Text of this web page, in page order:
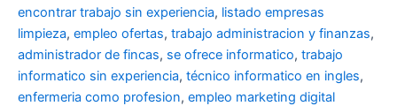
encontrar trabajo sin experiencia, listado empresas
limpieza, empleo ofertas, trabajo administracion y finanzas,
administrador de fincas, se ofrece informatico, trabajo
informatico sin experiencia, técnico informatico en ingles,
enfermeria como profesion, empleo marketing digital